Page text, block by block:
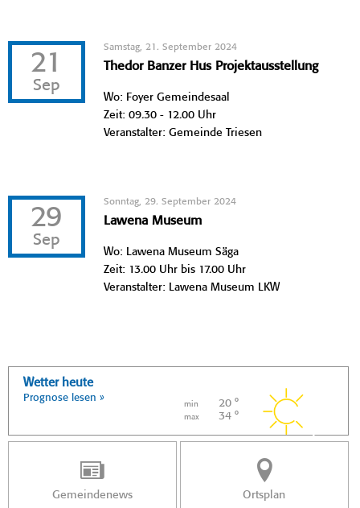
21
Sep
Samstag, 21. September 2024
Thedor Banzer Hus Projektausstellung
Wo: Foyer Gemeindesaal
Zeit: 09.30 - 12.00 Uhr
Veranstalter: Gemeinde Triesen
29
Sep
Sonntag, 29. September 2024
Lawena Museum
Wo: Lawena Museum Säga
Zeit: 13.00 Uhr bis 17.00 Uhr
Veranstalter: Lawena Museum LKW
Wetter heute
Prognose lesen »
min 20 °
max 34 °
Gemeindenews Ortsplan